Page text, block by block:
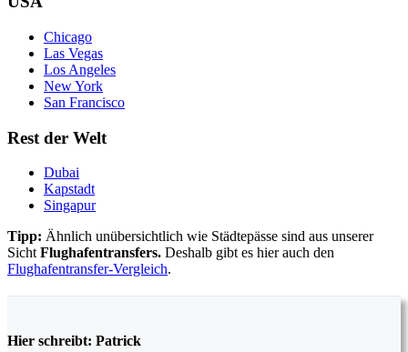
Chicago
Las Vegas
Los Angeles
New York
San Francisco
Rest der Welt
Dubai
Kapstadt
Singapur
Tipp: Ähnlich unübersichtlich wie Städtepässe sind aus unserer
Sicht Flughafentransfers. Deshalb gibt es hier auch den
Flughafentransfer-Vergleich.
Hier schreibt: Patrick